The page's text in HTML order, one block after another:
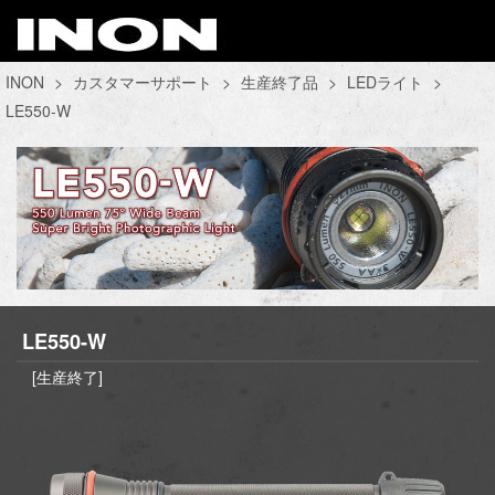
INON > カスタマーサポート > 生産終了品 > LEDライト
>
LE550-W
LE550-W
[生産終了]